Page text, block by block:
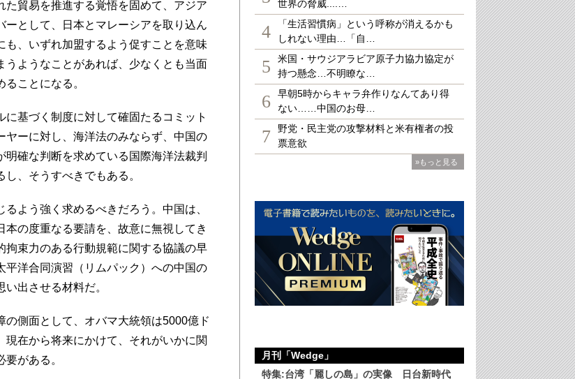
貿易を推進する覚悟を固めて、アジア
として、日本とマレーシアを取り込ん
、いずれ加盟するよう促すことを意味
ようなことがあれば、少なくとも当面
ことになる。
基づく制度に対して確固たるコミット
ヤーに対し、海洋法のみならず、中国の
確な判断を求めている国際海洋法裁判
、そうすべきでもある。
よう強く求めるべきだろう。中国は、
の度重なる要請を、故意に無視してき
束力のある行動規範に関する協議の早
洋合同演習（リムパック）への中国の
出させる材料だ。
側面として、オバマ大統領は5000億ド
在から将来にかけて、それがいかに関
がある。
世界の脅威....…
4
「生活習慣病」という呼称が消えるかも
しれない理由…「自…
5
米国・サウジアラビア原子力協力協定が
持つ懸念…不明瞭な…
6
早朝5時からキャラ弁作りなんてあり得
ない……中国のお母…
7
野党・民主党の攻撃材料と米有権者の投
票意欲
»もっと見る
月刊「Wedge」
特集:台湾「麗しの島」の実像 日台新時代